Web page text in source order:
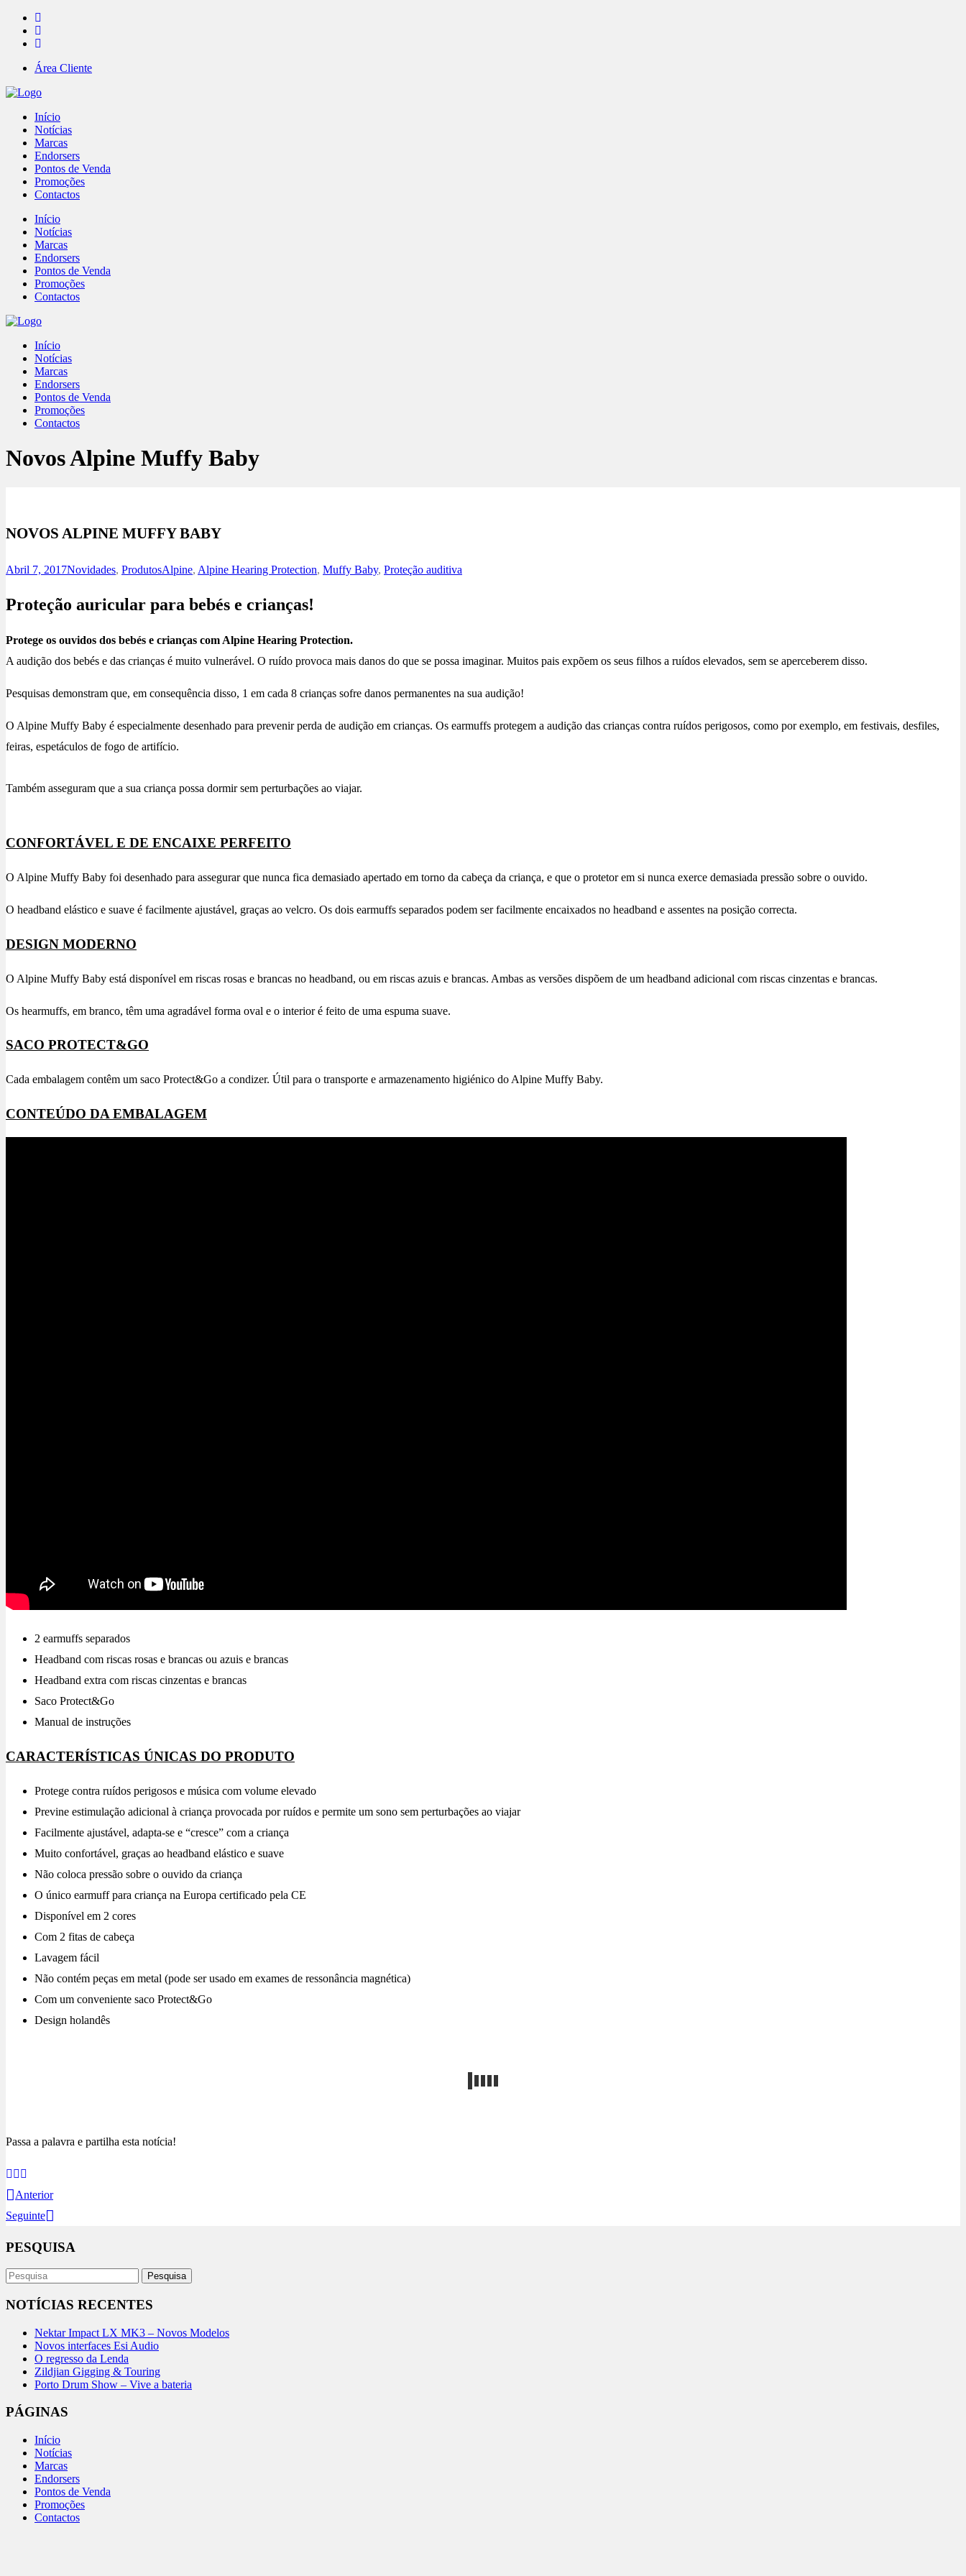
Área Cliente
Início
Notícias
Marcas
Endorsers
Pontos de Venda
Promoções
Contactos
Início
Notícias
Marcas
Endorsers
Pontos de Venda
Promoções
Contactos
Início
Notícias
Marcas
Endorsers
Pontos de Venda
Promoções
Contactos
Novos Alpine Muffy Baby
NOVOS ALPINE MUFFY BABY
Abril 7, 2017Novidades, ProdutosAlpine, Alpine Hearing Protection, Muffy Baby, Proteção auditiva
Proteção auricular para bebés e crianças!
Protege os ouvidos dos bebés e crianças com Alpine Hearing Protection.
A audição dos bebés e das crianças é muito vulnerável. O ruído provoca mais danos do que se possa imaginar. Muitos pais expõem os seus filhos a ruídos elevados, sem se aperceberem disso.
Pesquisas demonstram que, em consequência disso, 1 em cada 8 crianças sofre danos permanentes na sua audição!
O Alpine Muffy Baby é especialmente desenhado para prevenir perda de audição em crianças. Os earmuffs protegem a audição das crianças contra ruídos perigosos, como por exemplo, em festivais, desfiles,
feiras, espetáculos de fogo de artifício.
Também asseguram que a sua criança possa dormir sem perturbações ao viajar.
CONFORTÁVEL E DE ENCAIXE PERFEITO
O Alpine Muffy Baby foi desenhado para assegurar que nunca fica demasiado apertado em torno da cabeça da criança, e que o protetor em si nunca exerce demasiada pressão sobre o ouvido.
O headband elástico e suave é facilmente ajustável, graças ao velcro. Os dois earmuffs separados podem ser facilmente encaixados no headband e assentes na posição correcta.
DESIGN MODERNO
O Alpine Muffy Baby está disponível em riscas rosas e brancas no headband, ou em riscas azuis e brancas. Ambas as versões dispõem de um headband adicional com riscas cinzentas e brancas.
Os hearmuffs, em branco, têm uma agradável forma oval e o interior é feito de uma espuma suave.
SACO PROTECT&GO
Cada embalagem contêm um saco Protect&Go a condizer. Útil para o transporte e armazenamento higiénico do Alpine Muffy Baby.
CONTEÚDO DA EMBALAGEM
2 earmuffs separados
Headband com riscas rosas e brancas ou azuis e brancas
Headband extra com riscas cinzentas e brancas
Saco Protect&Go
Manual de instruções
CARACTERÍSTICAS ÚNICAS DO PRODUTO
Protege contra ruídos perigosos e música com volume elevado
Previne estimulação adicional à criança provocada por ruídos e permite um sono sem perturbações ao viajar
Facilmente ajustável, adapta-se e “cresce” com a criança
Muito confortável, graças ao headband elástico e suave
Não coloca pressão sobre o ouvido da criança
O único earmuff para criança na Europa certificado pela CE
Disponível em 2 cores
Com 2 fitas de cabeça
Lavagem fácil
Não contém peças em metal (pode ser usado em exames de ressonância magnética)
Com um conveniente saco Protect&Go
Design holandês
Passa a palavra e partilha esta notícia!
Anterior
Seguinte
PESQUISA
NOTÍCIAS RECENTES
Nektar Impact LX MK3 – Novos Modelos
Novos interfaces Esi Audio
O regresso da Lenda
Zildjian Gigging & Touring
Porto Drum Show – Vive a bateria
PÁGINAS
Início
Notícias
Marcas
Endorsers
Pontos de Venda
Promoções
Contactos